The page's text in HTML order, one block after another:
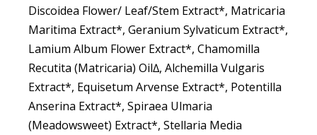
Discoidea Flower/ Leaf/Stem Extract*, Matricaria
Maritima Extract*, Geranium Sylvaticum Extract*,
Lamium Album Flower Extract*, Chamomilla
Recutita (Matricaria) Oil∆, Alchemilla Vulgaris
Extract*, Equisetum Arvense Extract*, Potentilla
Anserina Extract*, Spiraea Ulmaria
(Meadowsweet) Extract*, Stellaria Media